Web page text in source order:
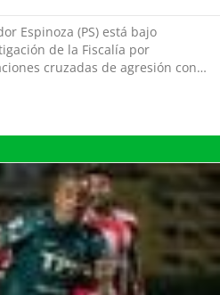
Espinoza (PS) está bajo
de la Fiscalía por
cruzadas de agresión con